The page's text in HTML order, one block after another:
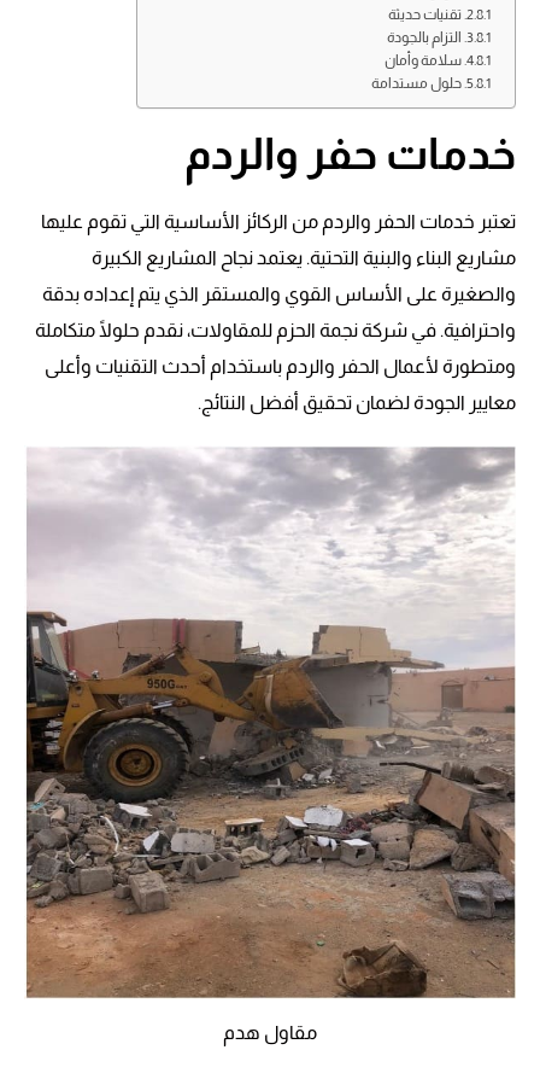
تقنيات حديثة
التزام بالجودة
سلامة وأمان
حلول مستدامة
خدمات حفر والردم
تعتبر خدمات الحفر والردم من الركائز الأساسية التي تقوم عليها
مشاريع البناء والبنية التحتية. يعتمد نجاح المشاريع الكبيرة
والصغيرة على الأساس القوي والمستقر الذي يتم إعداده بدقة
واحترافية. في شركة نجمة الحزم للمقاولات، نقدم حلولًا متكاملة
ومتطورة لأعمال الحفر والردم باستخدام أحدث التقنيات وأعلى
معايير الجودة لضمان تحقيق أفضل النتائج.
مقاول هدم